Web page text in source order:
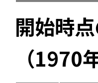
開始時
（1970